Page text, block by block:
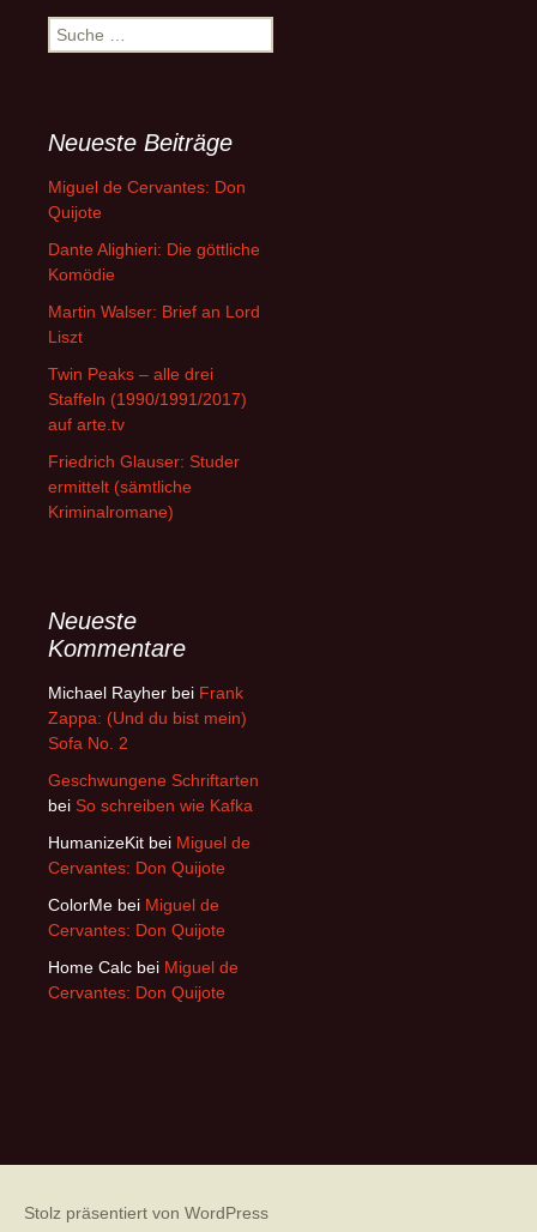
Suche
nach:
Neueste Beiträge
Miguel de Cervantes: Don
Quijote
Dante Alighieri: Die göttliche
Komödie
Martin Walser: Brief an Lord
Liszt
Twin Peaks – alle drei
Staffeln (1990/1991/2017)
auf arte.tv
Friedrich Glauser: Studer
ermittelt (sämtliche
Kriminalromane)
Neueste
Kommentare
Michael Rayher bei Frank
Zappa: (Und du bist mein)
Sofa No. 2
Geschwungene Schriftarten
bei So schreiben wie Kafka
HumanizeKit bei Miguel de
Cervantes: Don Quijote
ColorMe bei Miguel de
Cervantes: Don Quijote
Home Calc bei Miguel de
Cervantes: Don Quijote
Stolz präsentiert von WordPress